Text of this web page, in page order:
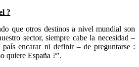
?
que otros destinos a nivel mundial son
sector, siempre cabe la necesidad –
país encarar ni definir – de preguntarse :
quiere España ?”.